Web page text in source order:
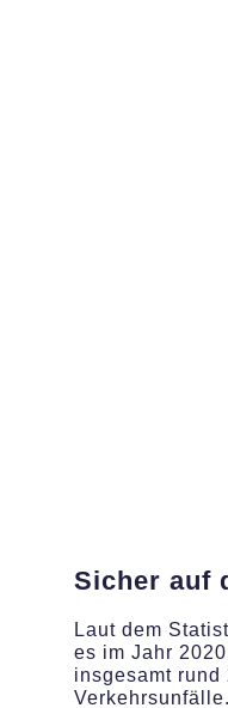
Sicher auf
Laut dem
es im Jahr
insgesamt
Verkehrsunfälle.